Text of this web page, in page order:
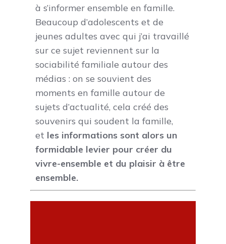
à s’informer ensemble en famille.
Beaucoup d’adolescents et de
jeunes adultes avec qui j’ai travaillé
sur ce sujet reviennent sur la
sociabilité familiale autour des
médias : on se souvient des
moments en famille autour de
sujets d’actualité, cela créé des
souvenirs qui soudent la famille,
et les informations sont alors un
formidable levier pour créer du
vivre-ensemble et du plaisir à être
ensemble.